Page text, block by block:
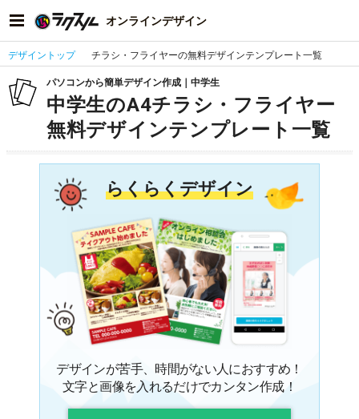
オンラインデザイン
デザイントップ チラシ・フライヤーの無料デザインテンプレート一覧
パソコンから簡単デザイン作成｜中学生
中学生のA4チラシ・フライヤー
無料デザインテンプレート一覧
らくらくデザイン
デザインが苦手、時間がない人におすすめ！
文字と画像を入れるだけでカンタン作成！